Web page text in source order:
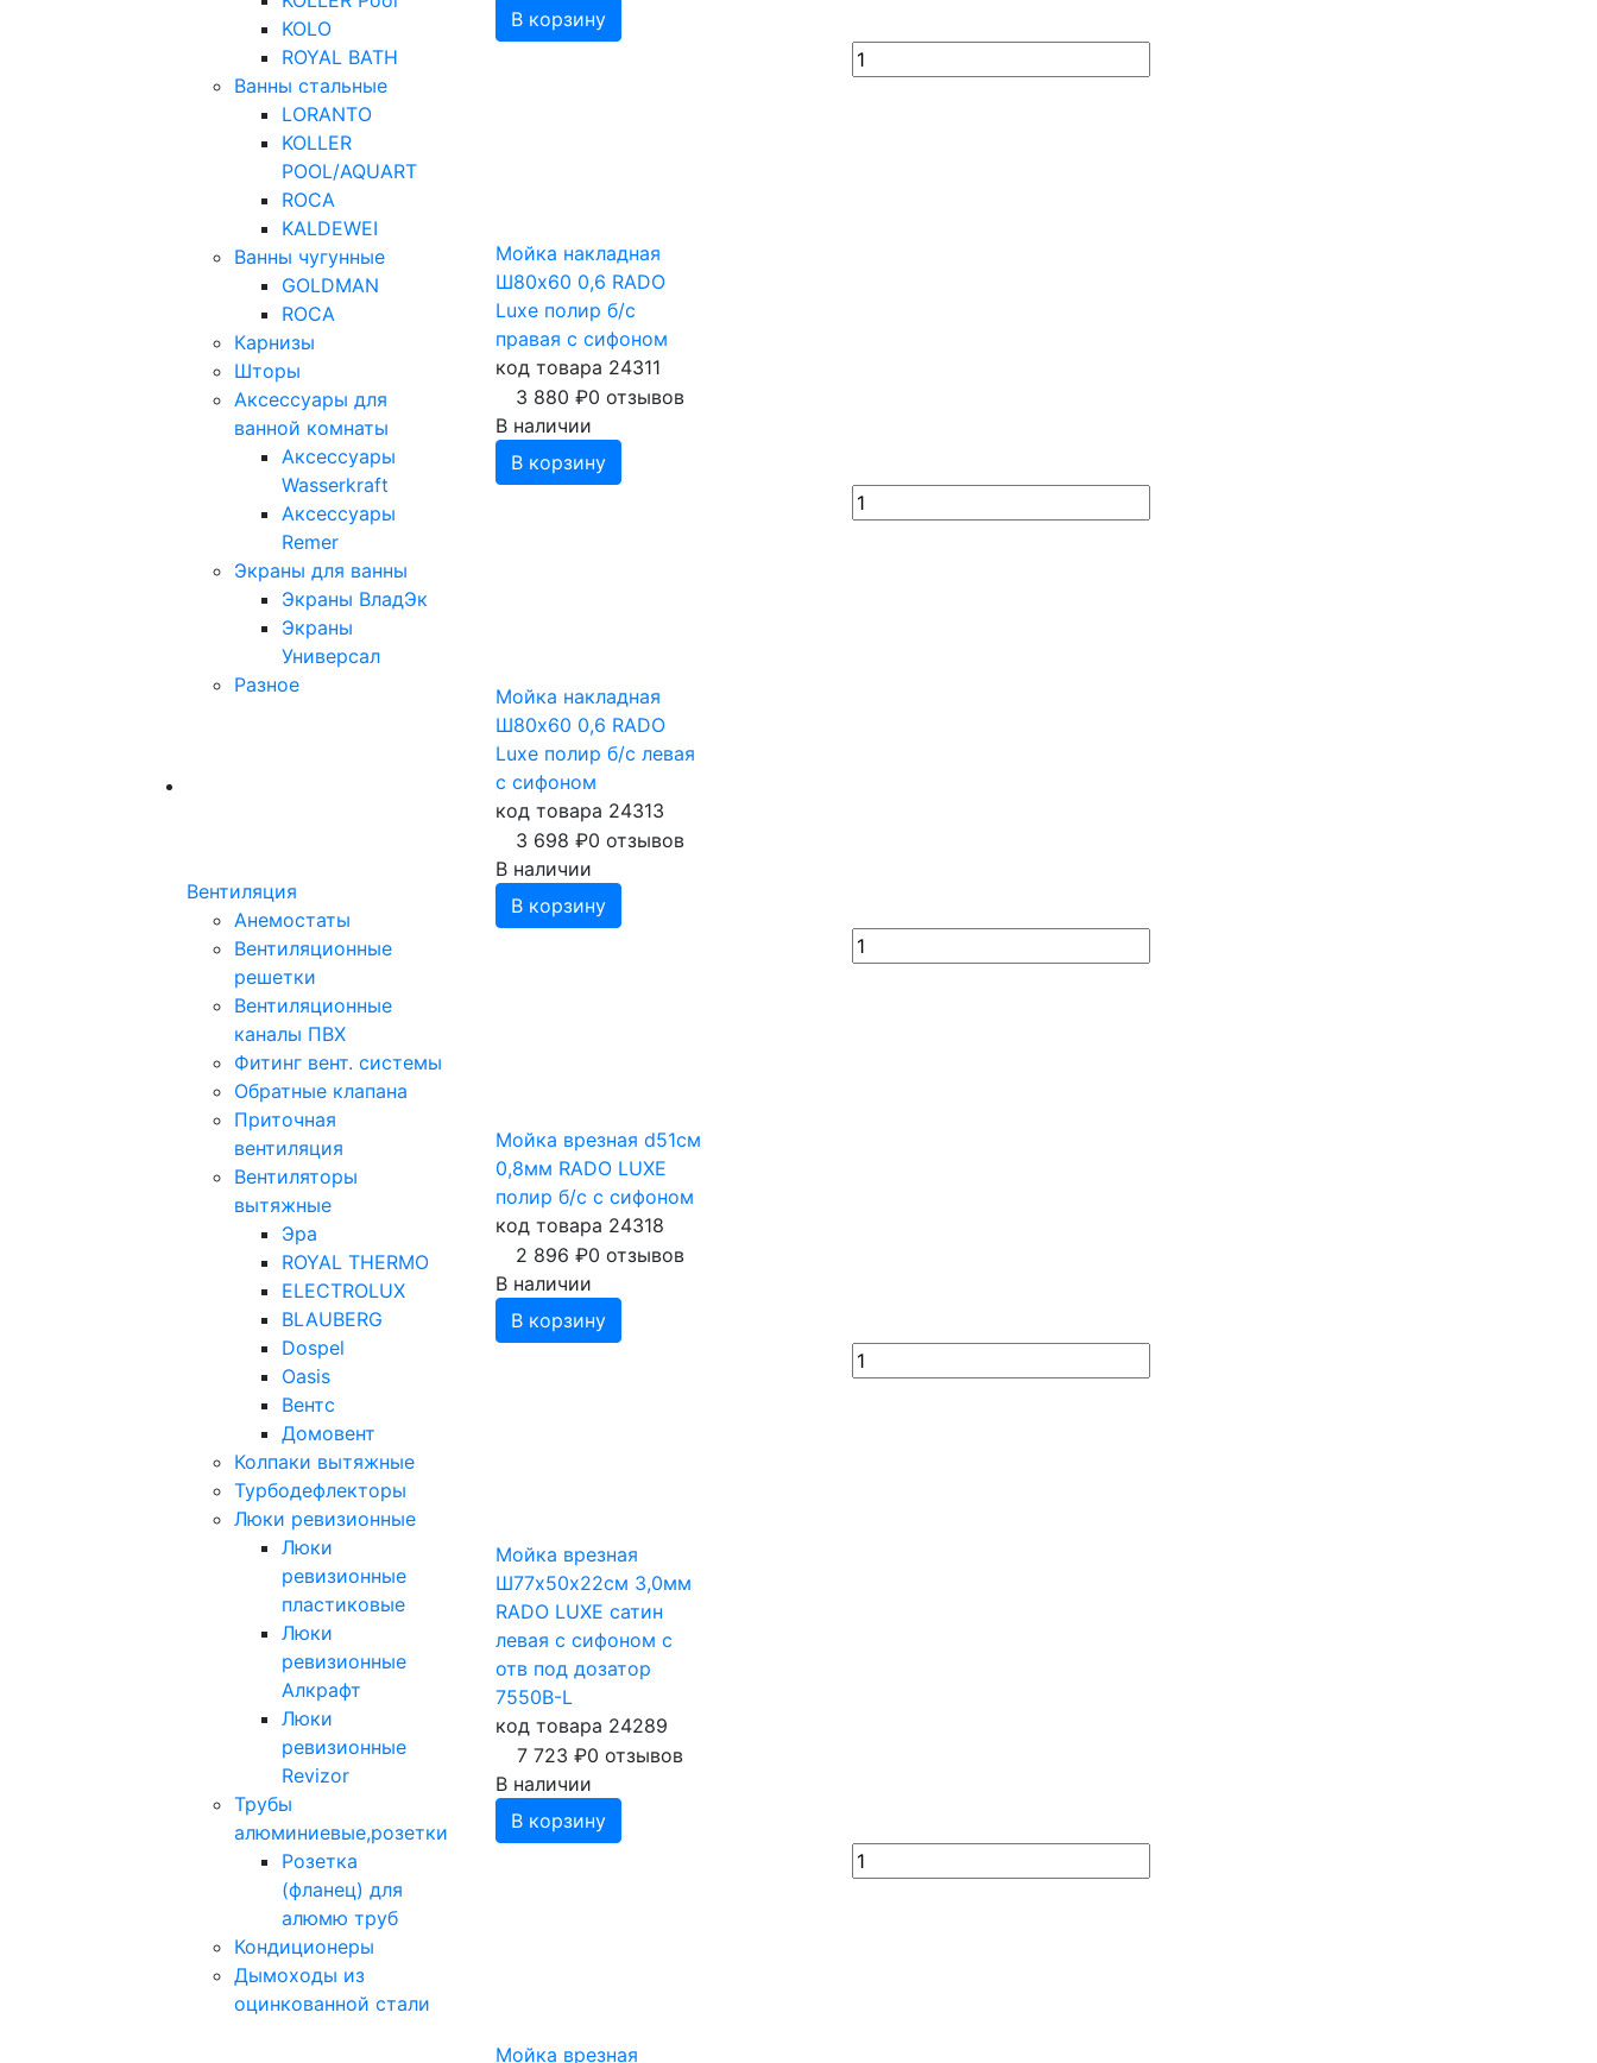
KOLO
ROYAL BATH
Ванны стальные
LORANTO
KOLLER
POOL/AQUART
ROCA
KALDEWEI
Ванны чугунные
GOLDMAN
ROCA
Карнизы
Шторы
Аксессуары для
ванной комнаты
Аксессуары
Wasserkraft
Аксессуары
Remer
Экраны для ванны
Экраны ВладЭк
Экраны
Универсал
Разное
Вентиляция
Анемостаты
Вентиляционные
решетки
Вентиляционные
каналы ПВХ
Фитинг вент. системы
Обратные клапана
Приточная
вентиляция
Вентиляторы
вытяжные
Эра
ROYAL THERMO
ELECTROLUX
BLAUBERG
Dospel
Oasis
Вентс
Домовент
Колпаки вытяжные
Турбодефлекторы
Люки ревизионные
Люки
ревизионные
пластиковые
Люки
ревизионные
Алкрафт
Люки
ревизионные
Revizor
Трубы
алюминиевые,розетки
Розетка
(фланец) для
алюмю труб
Кондиционеры
Дымоходы из
оцинкованной стали
В корзину
Мойка накладная
Ш80х60 0,6 RADO
Luxe полир б/с
правая с сифоном
код товара 24311
3 880 ₽0 отзывов
В наличии
В корзину
Мойка накладная
Ш80х60 0,6 RADO
Luxe полир б/с левая
с сифоном
код товара 24313
3 698 ₽0 отзывов
В наличии
В корзину
Мойка врезная d51см
0,8мм RADO LUXE
полир б/с с сифоном
код товара 24318
2 896 ₽0 отзывов
В наличии
В корзину
Мойка врезная
Ш77х50х22см 3,0мм
RADO LUXE сатин
левая с сифоном с
отв под дозатор
7550В-L
код товара 24289
7 723 ₽0 отзывов
В наличии
В корзину
Мойка врезная